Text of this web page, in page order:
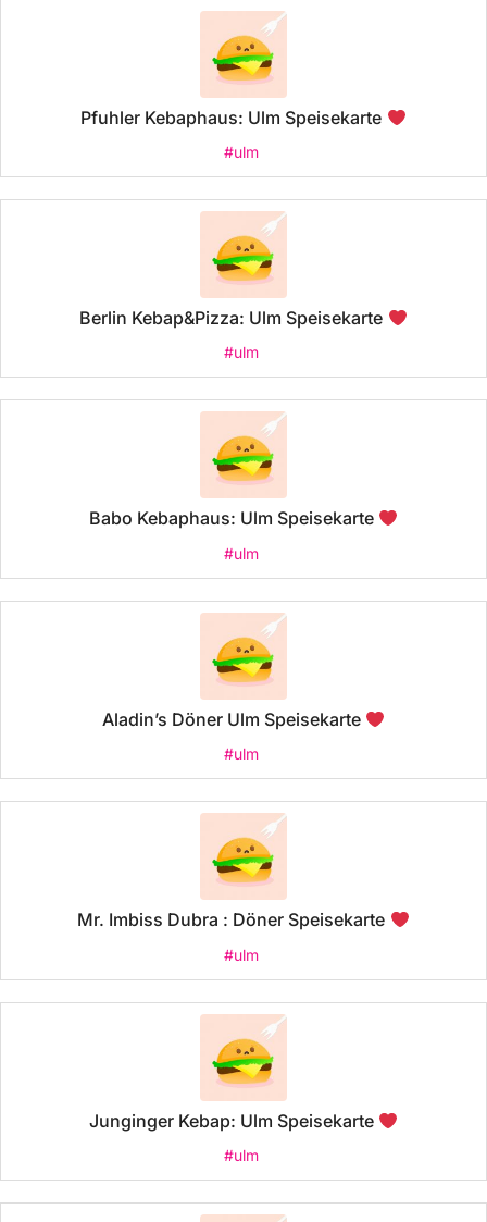
Pfuhler Kebaphaus: Ulm Speisekarte
#ulm
Berlin Kebap&Pizza: Ulm Speisekarte
#ulm
Babo Kebaphaus: Ulm Speisekarte
#ulm
Aladin’s Döner Ulm Speisekarte
#ulm
Mr. Imbiss Dubra : Döner Speisekarte
#ulm
Junginger Kebap: Ulm Speisekarte
#ulm